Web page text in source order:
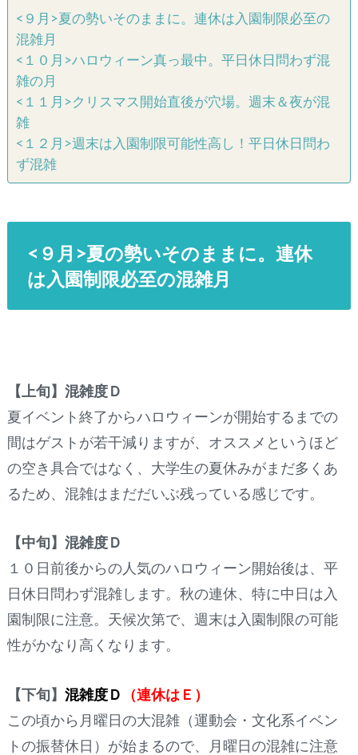
<９月>夏の勢いそのままに。連休は入園制限必至の
混雑月
<１０月>ハロウィーン真っ最中。平日休日問わず混
雑の月
<１１月>クリスマス開始直後が穴場。週末＆夜が混
雑
<１２月>週末は入園制限可能性高し！平日休日問わ
ず混雑
<９月>夏の勢いそのままに。連休
は入園制限必至の混雑月
【上旬】混雑度Ｄ
夏イベント終了からハロウィーンが開始するまでの
間はゲストが若干減りますが、オススメというほど
の空き具合ではなく、大学生の夏休みがまだ多くあ
るため、混雑はまだだいぶ残っている感じです。
【中旬】混雑度Ｄ
１０日前後からの人気のハロウィーン開始後は、平
日休日問わず混雑します。秋の連休、特に中日は入
園制限に注意。天候次第で、週末は入園制限の可能
性がかなり高くなります。
【下旬】 混雑度Ｄ
（連休はＥ）
この頃から月曜日の大混雑（運動会・文化系イベン
トの振替休日）が始まるので、月曜日の混雑に注意